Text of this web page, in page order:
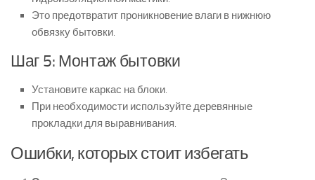
Это предотвратит проникновение влаги в нижнюю
обвязку бытовки.
Шаг 5: Монтаж бытовки
Установите каркас на блоки.
При необходимости используйте деревянные
прокладки для выравнивания.
Ошибки, которых стоит избегать